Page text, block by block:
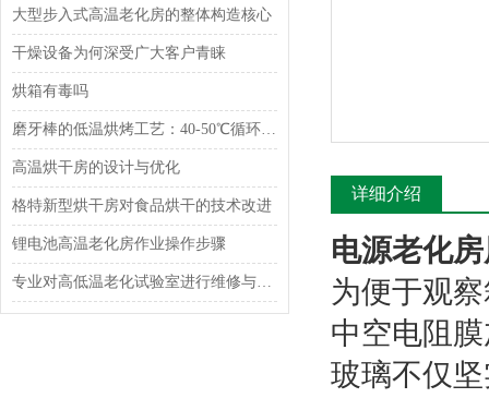
大型步入式高温老化房的整体构造核心
干燥设备为何深受广大客户青睐
烘箱有毒吗
磨牙棒的低温烘烤工艺：40-50℃循环烘烤的奥秘
高温烘干房的设计与优化
格特新型烘干房对食品烘干的技术改进
锂电池高温老化房作业操作步骤
专业对高低温老化试验室进行维修与搬迁
详细介绍
电源老化
为便于观
中空电阻
玻璃不仅